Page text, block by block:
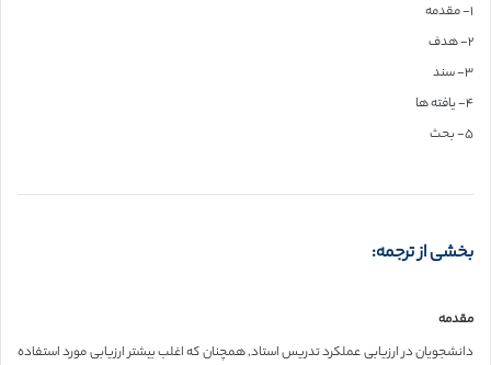
۱- مقدمه
۲- هدف
۳- سند
۴- یافته ها
۵- بحث
بخشی از ترجمه:
مقدمه
دانشجویان در ارزیابی عملکرد تدریس استاد, همچنان که اغلب بیشتر ارزیابی مورد استفاده